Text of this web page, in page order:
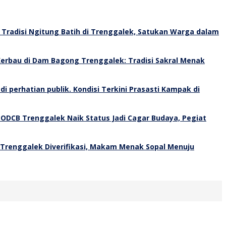
Tradisi Ngitung Batih di Trenggalek, Satukan Warga dalam
di Dam Bagong Trenggalek: Tradisi Sakral Menak
Kondisi Terkini Prasasti Kampak di
Trenggalek Naik Status Jadi Cagar Budaya, Pegiat
Diverifikasi, Makam Menak Sopal Menuju